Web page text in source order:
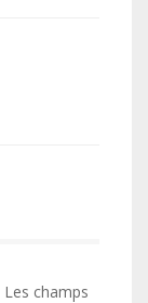
Les champs